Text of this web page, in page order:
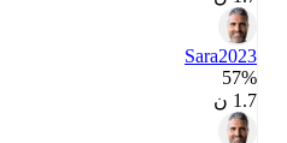
Sara2023
57‎%‎